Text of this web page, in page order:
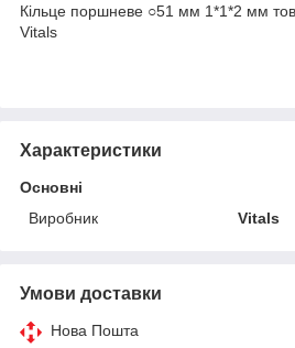
Кільце поршневе ○51 мм 1*1*2 мм
Vitals
Характеристики
Основні
Виробник
Vitals
Умови доставки
Нова Пошта